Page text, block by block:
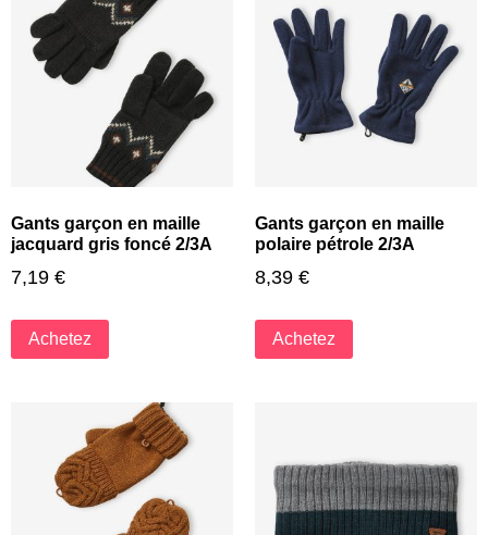
Gants garçon en maille
jacquard gris foncé 2/3A
7,19 €
Achetez
Gants garçon en maille
polaire pétrole 2/3A
8,39 €
Achetez